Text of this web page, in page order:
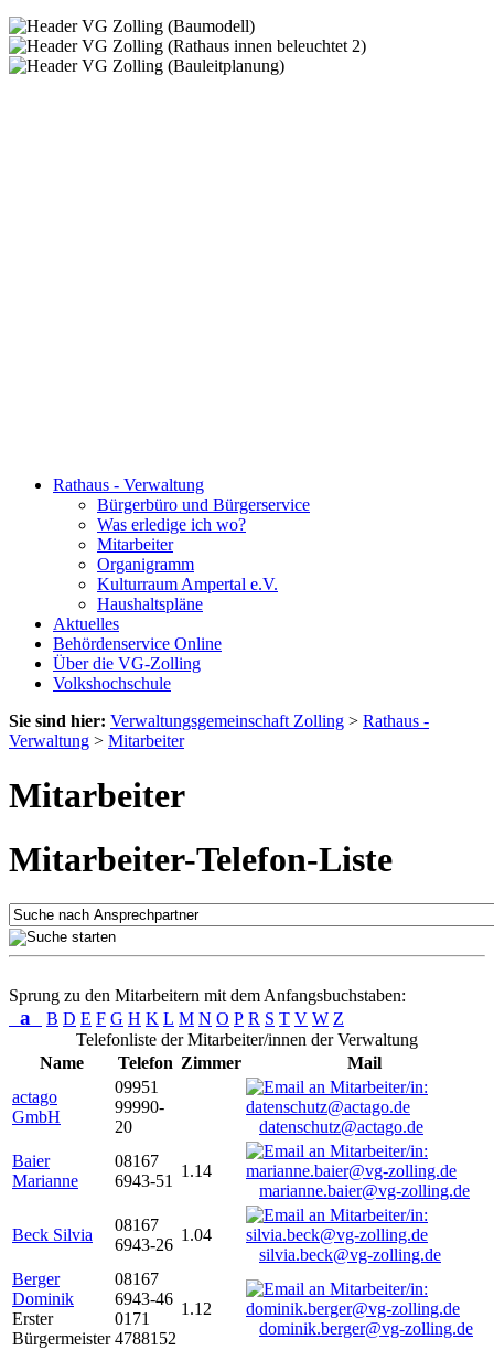
Rathaus - Verwaltung
Bürgerbüro und Bürgerservice
Was erledige ich wo?
Mitarbeiter
Organigramm
Kulturraum Ampertal e.V.
Haushaltspläne
Aktuelles
Behördenservice Online
Über die VG-Zolling
Volkshochschule
Sie sind hier: Verwaltungsgemeinschaft Zolling > Rathaus -
Verwaltung > Mitarbeiter
Mitarbeiter
Mitarbeiter-Telefon-Liste
Sprung zu den Mitarbeitern mit dem Anfangsbuchstaben:
a B D E F G H K L M N O P R S T V W Z
Telefonliste der Mitarbeiter/innen der Verwaltung
Name
Telefon Zimmer
Mail
actago
GmbH
09951
99990-
20
datenschutz@actago.de
Baier
Marianne
08167
6943-51
1.14
marianne.baier@vg-zolling.de
Beck Silvia
08167
6943-26
1.04
silvia.beck@vg-zolling.de
Berger
Dominik
Erster
Bürgermeister
08167
6943-46
0171
4788152
1.12
dominik.berger@vg-zolling.de